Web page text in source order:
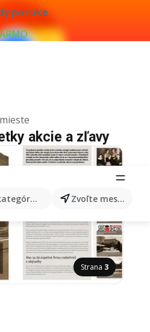
po ruke
produkty... Zvoľte mesto
akcie a zľavy
Strana 3